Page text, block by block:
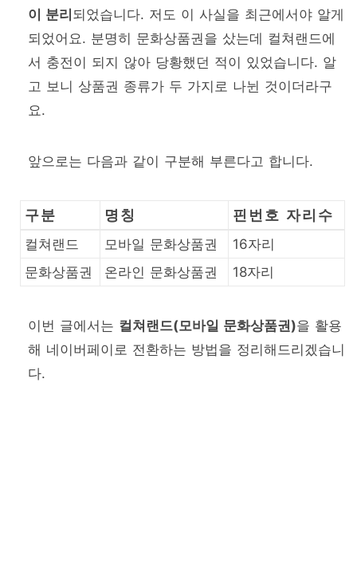
이 분리 되었습니다. 저도 이 사실을 최근에서야 알게
되었어요. 분명히 문화상품권을 샀는데 컬쳐랜드에
서 충전이 되지 않아 당황했던 적이 있었습니다. 알
고 보니 상품권 종류가 두 가지로 나뉜 것이더라구
요.
앞으로는 다음과 같이 구분해 부른다고 합니다.
구분 명칭 핀번호 자리수
컬쳐랜드 모바일 문화상품권
16자리
문화상품권
온라인 문화상품권 18자리
이번 글에서는 컬쳐랜드(모바일 문화상품권)을 활용
해 네이버페이로 전환하는 방법을 정리해드리겠습니
다.